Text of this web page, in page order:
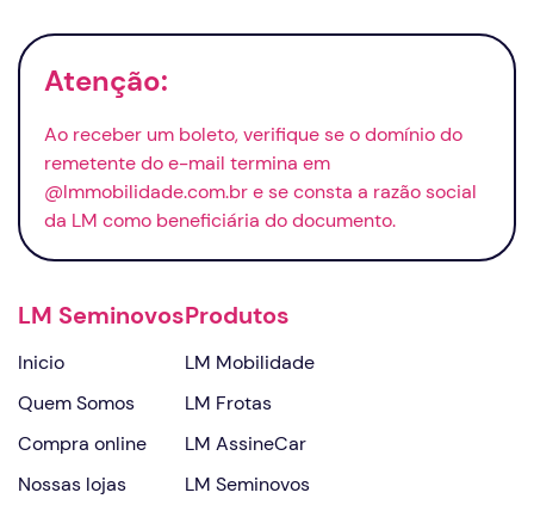
Atenção:
Ao receber um boleto, verifique se o domínio do
remetente doe-mail termina em
@lmmobilidade.com.br e se consta a razão social
da LM como beneficiária do documento.
LM Seminovos
Inicio
Quem Somos
Compra online
Nossas lojas
Produtos
LM Mobilidade
LM Frotas
LM AssineCar
LM Seminovos